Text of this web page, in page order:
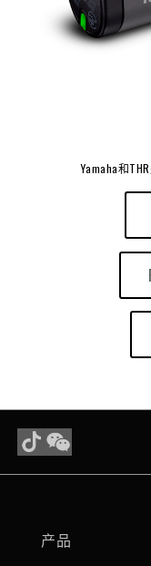
Yamaha和
产品